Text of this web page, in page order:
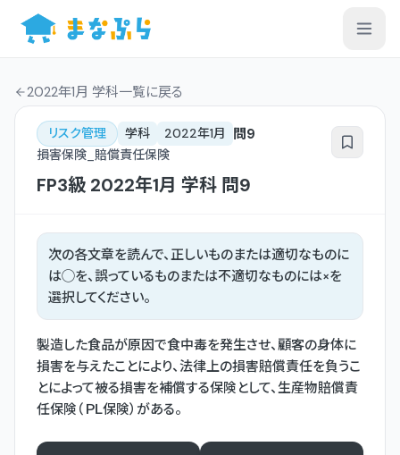
2022年1月 学科一覧に戻る
リスク管理 学科 2022年1月 問9
損害保険_賠償責任保険
FP3級 2022年1月 学科 問9
次の各文章を読んで、正しいものまたは適切なものに
は◯を、誤っているものまたは不適切なものには×を
選択してください。
製造した食品が原因で食中毒を発生させ、顧客の身体に
損害を与えたことにより、法律上の損害賠償責任を負うこ
とによって被る損害を補償する保険として、生産物賠償責
任保険（ＰＬ保険）がある。